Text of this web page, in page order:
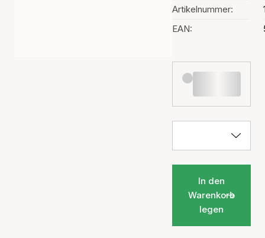
Artikelnummer:
EAN:
In den
Warenkorb
legen